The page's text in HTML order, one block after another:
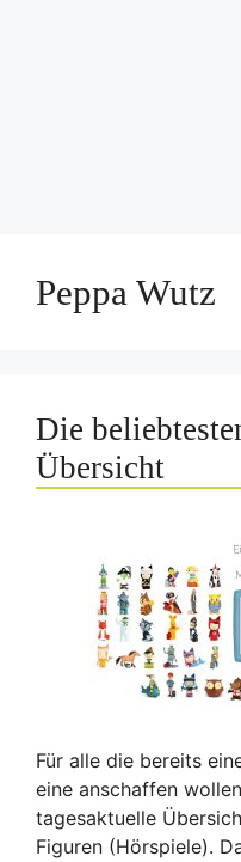
Peppa Wutz
Die
Übersicht
Für alle die bereits
eine anschaffen
tagesaktuelle
Figuren (Hörspiele).